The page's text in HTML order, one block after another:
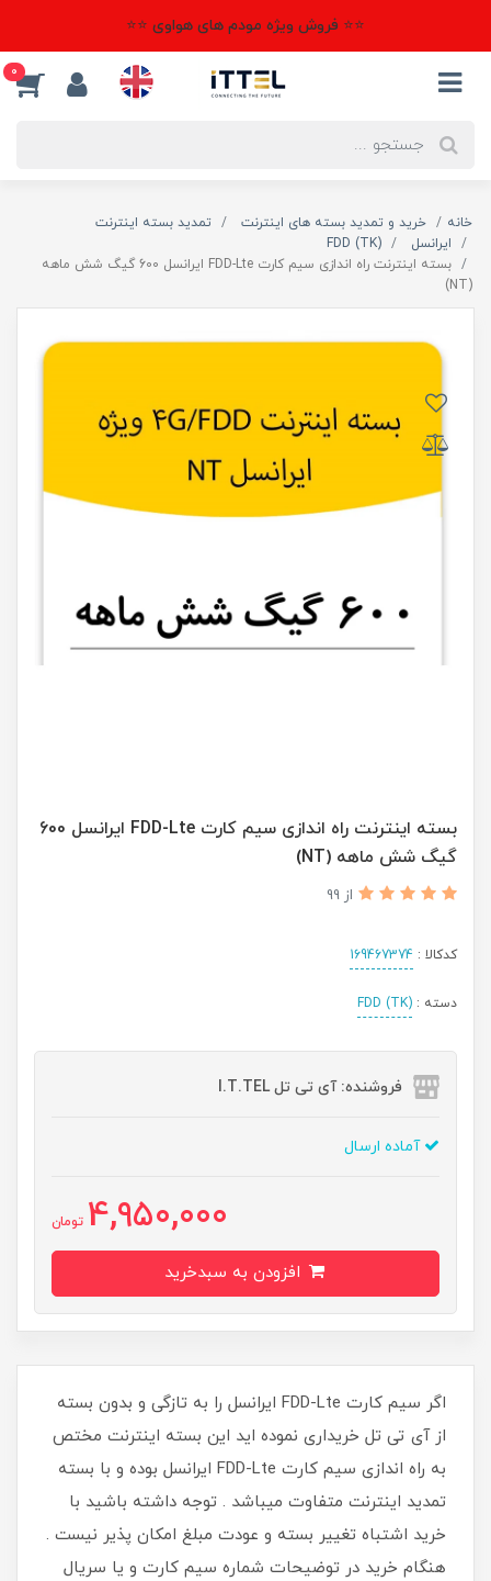
⭐⭐ فروش ویژه مودم های هواوی ⭐⭐
0
خانه خرید و تمدید بسته های اینترنت
تمدید بسته اینترنت
ایرانسل
(TK) FDD
بسته اینترنت راه اندازی سیم کارت FDD-Lte ایرانسل 600 گیگ شش ماهه
(NT)
بسته اینترنت راه اندازی سیم کارت FDD-Lte ایرانسل 600
گیگ شش ماهه (NT)
از 99
کدکالا : 169467374
دسته : (TK) FDD
فروشنده: آی تی تل I.T.TEL
آماده ارسال
4,950,000 تومان
اگر سیم کارت FDD-Lte ایرانسل را به تازگی و بدون بسته
از آی تی تل خریداری نموده اید این بسته اینترنت مختص
به راه اندازی سیم کارت FDD-Lte ایرانسل بوده و با بسته
تمدید اینترنت متفاوت میباشد . توجه داشته باشید با
خرید اشتباه تغییر بسته و عودت مبلغ امکان پذیر نیست .
هنگام خرید در توضیحات شماره سیم کارت و یا سریال